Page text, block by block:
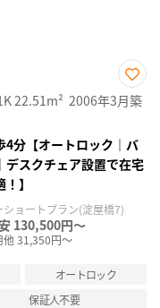
お気
に入
22.51m² 2006年3月築
4分【オートロック｜バ
デスクチェア設置で在宅
】
ショートプラン(淀屋橋7)
130,500円～
他 31,350円～
オートロック
保証人不要